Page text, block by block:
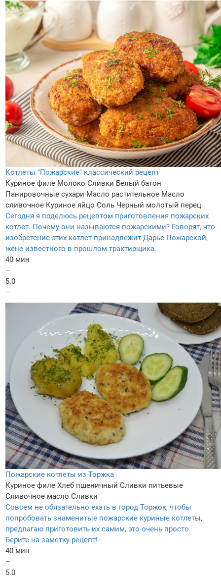
Котлеты "Пожарские" классический рецепт
Куриное филе Молоко Сливки Белый батон
Панировочные сухари Масло растительное Масло
сливочное Куриное яйцо Соль Черный молотый перец
Сегодня я поделюсь рецептом приготовления пожарских
котлет. Почему они называются пожарскими? Говорят, что
изобретение этих котлет принадлежит Дарье Пожарской,
жене известного в прошлом трактирщика.
40 мин
–
5.0
–
Пожарские котлеты из Торжка
Куриное филе Хлеб пшеничный Сливки питьевые
Сливочное масло Сливки
Совсем не обязательно ехать в город Торжок, чтобы
попробовать знаменитые пожарские куриные котлеты,
предлагаю приготовить их самим, это очень просто.
Берите на заметку рецепт!
40 мин
–
5.0